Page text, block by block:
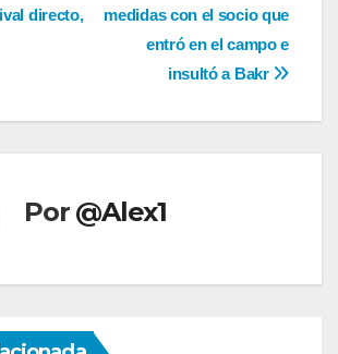
medidas con el socio que
entró en el campo e
insultó a Bakr
directo,
Por @Alex1